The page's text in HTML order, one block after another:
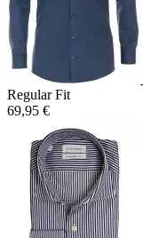
Regular Fit
69,95 €